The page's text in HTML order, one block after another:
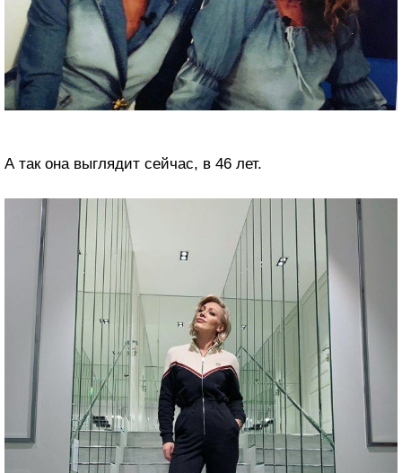
А так она выглядит сейчас, в 46 лет.